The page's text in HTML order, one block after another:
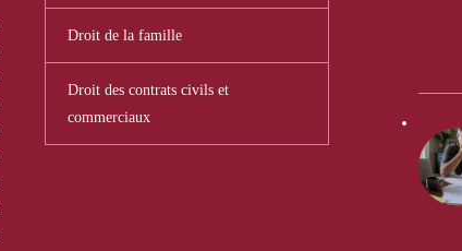
Droit de la famille
Droit des contrats civils et
commerciaux